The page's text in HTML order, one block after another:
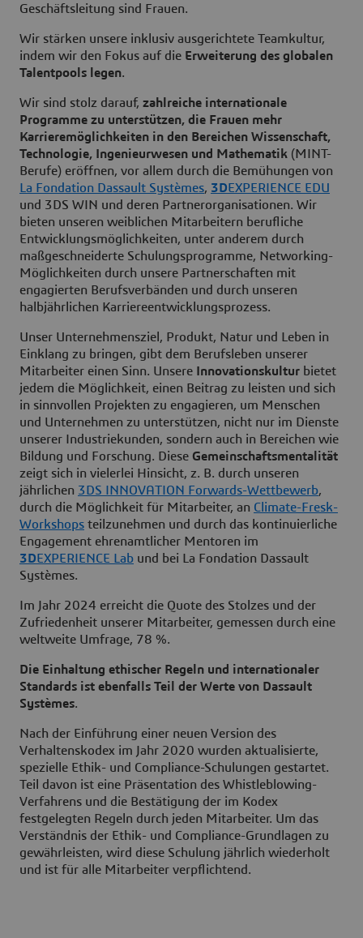
Geschäftsleitung sind Frauen.
Wir stärken unsere inklusiv ausgerichtete Teamkultur,
indem wir den Fokus auf die Erweiterung des globalen
Talentpools legen.
Wir sind stolz darauf, zahlreiche internationale
Programme zu unterstützen, die Frauen mehr
Karrieremöglichkeiten in den Bereichen Wissenschaft,
Technologie, Ingenieurwesen und Mathematik (MINT-
Berufe) eröffnen, vor allem durch die Bemühungen von
La Fondation Dassault Systèmes, 3DEXPERIENCE EDU
und 3DS WIN und deren Partnerorganisationen. Wir
bieten unseren weiblichen Mitarbeitern berufliche
Entwicklungsmöglichkeiten, unter anderem durch
maßgeschneiderte Schulungsprogramme, Networking-
Möglichkeiten durch unsere Partnerschaften mit
engagierten Berufsverbänden und durch unseren
halbjährlichen Karriereentwicklungsprozess.
Unser Unternehmensziel, Produkt, Natur und Leben in
Einklang zu bringen, gibt dem Berufsleben unserer
Mitarbeiter einen Sinn. Unsere Innovationskultur bietet
jedem die Möglichkeit, einen Beitrag zu leisten und sich
in sinnvollen Projekten zu engagieren, um Menschen
und Unternehmen zu unterstützen, nicht nur im Dienste
unserer Industriekunden, sondern auch in Bereichen wie
Bildung und Forschung. Diese Gemeinschaftsmentalität
zeigt sich in vielerlei Hinsicht, z. B. durch unseren
jährlichen 3DS INNOVATION Forwards-Wettbewerb,
durch die Möglichkeit für Mitarbeiter, an Climate-Fresk-
Workshops teilzunehmen und durch das kontinuierliche
Engagement ehrenamtlicher Mentoren im
3DEXPERIENCE Lab und bei La Fondation Dassault
Systèmes.
Im Jahr 2024 erreicht die Quote des Stolzes und der
Zufriedenheit unserer Mitarbeiter, gemessen durch eine
weltweite Umfrage, 78 %.
Die Einhaltung ethischer Regeln und internationaler
Standards ist ebenfalls Teil der Werte von Dassault
Systèmes.
Nach der Einführung einer neuen Version des
Verhaltenskodex im Jahr 2020 wurden aktualisierte,
spezielle Ethik- und Compliance-Schulungen gestartet.
Teil davon ist eine Präsentation des Whistleblowing-
Verfahrens und die Bestätigung der im Kodex
festgelegten Regeln durch jeden Mitarbeiter. Um das
Verständnis der Ethik- und Compliance-Grundlagen zu
gewährleisten, wird diese Schulung jährlich wiederholt
und ist für alle Mitarbeiter verpflichtend.